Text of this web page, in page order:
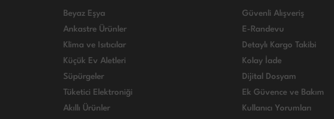
Beyaz Eşya
Ankastre Ürünler
Klima ve Isıtıcılar
Küçük Ev Aletleri
Süpürgeler
Tüketici Elektroniği
Akıllı Ürünler
Güvenli Alışveriş
E-Randevu
Detaylı Kargo Takibi
Kolay İade
Dijital Dosyam
Ek Güvence ve Bakım
Kullanıcı Yorumları